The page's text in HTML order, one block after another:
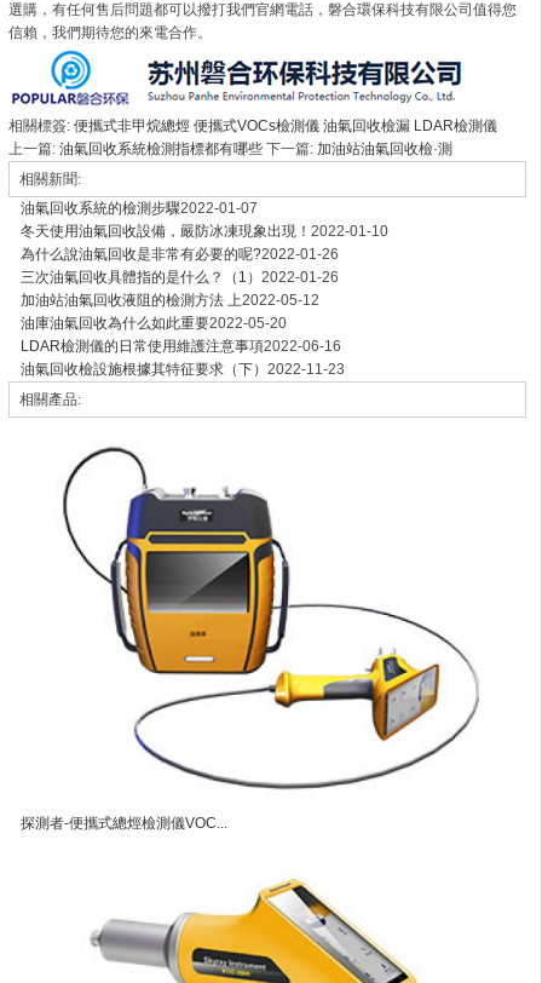
選購，有任何售后問題都可以撥打我們官網電話，磐合環保科技有限公司值得您
信賴，我們期待您的來電合作。
相關標簽: 便攜式非甲烷總烴 便攜式VOCs檢測儀 油氣回收檢漏 LDAR檢測儀
上一篇: 油氣回收系統檢測指標都有哪些 下一篇: 加油站油氣回收檢·測
相關新聞:
油氣回收系統的檢測步驟2022-01-07
冬天使用油氣回收設備，嚴防冰凍現象出現！ 2022-01-10
為什么說油氣回收是非常有必要的呢?2022-01-26
三次油氣回收具體指的是什么？（1） 2022-01-26
加油站油氣回收液阻的檢測方法 上2022-05-12
油庫油氣回收為什么如此重要2022-05-20
LDAR檢測儀的日常使用維護注意事項2022-06-16
油氣回收檢設施根據其特征要求（下） 2022-11-23
相關產品:
探測者-便攜式總烴檢測儀VOC...